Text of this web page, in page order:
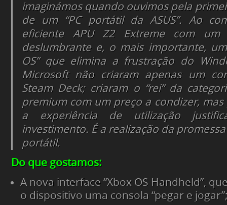
imaginámos quando ouvimos pela
de um “PC portátil da ASUS”. Ao
eficiente APU Z2 Extreme com um
deslumbrante e, o mais importante,
OS” que elimina a frustração do
Microsoft não criaram apenas um
Steam Deck; criaram o “rei” da
premiumcom um preço a condizer, mas
a experiência de utilização
investimento. É a realização da promessa
portátil.
Do que gostamos:
A nova interface “Xbox OS Handheld”,
o dispositivo uma consola “pegar e